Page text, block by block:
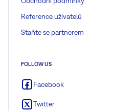
Reference uživatelů
Staňte se partnerem
FOLLOW US
Facebook
Twitter